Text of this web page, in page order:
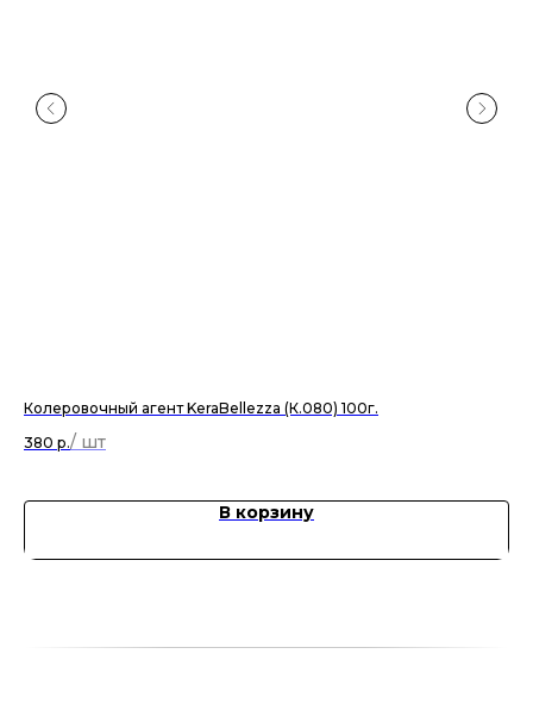
Колеровочный агент KeraBellezza (К.080) 100г.
380 р.
В корзину